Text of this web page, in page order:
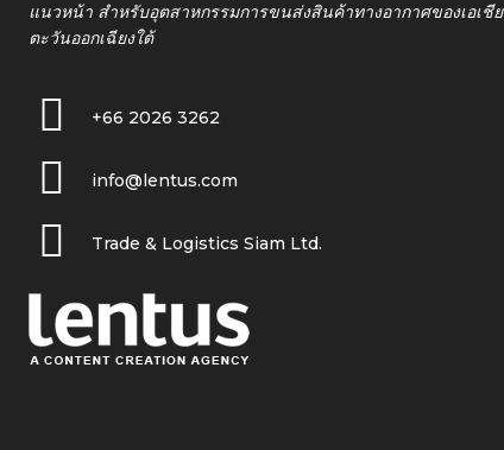
แนวหน้า สำหรับอุตสาหกรรมการขนส่งสินค้าทางอากาศของเอเชีย
ตะวันออกเฉียงใต้
+66 2026 3262
info@lentus.com
Trade & Logistics Siam Ltd.